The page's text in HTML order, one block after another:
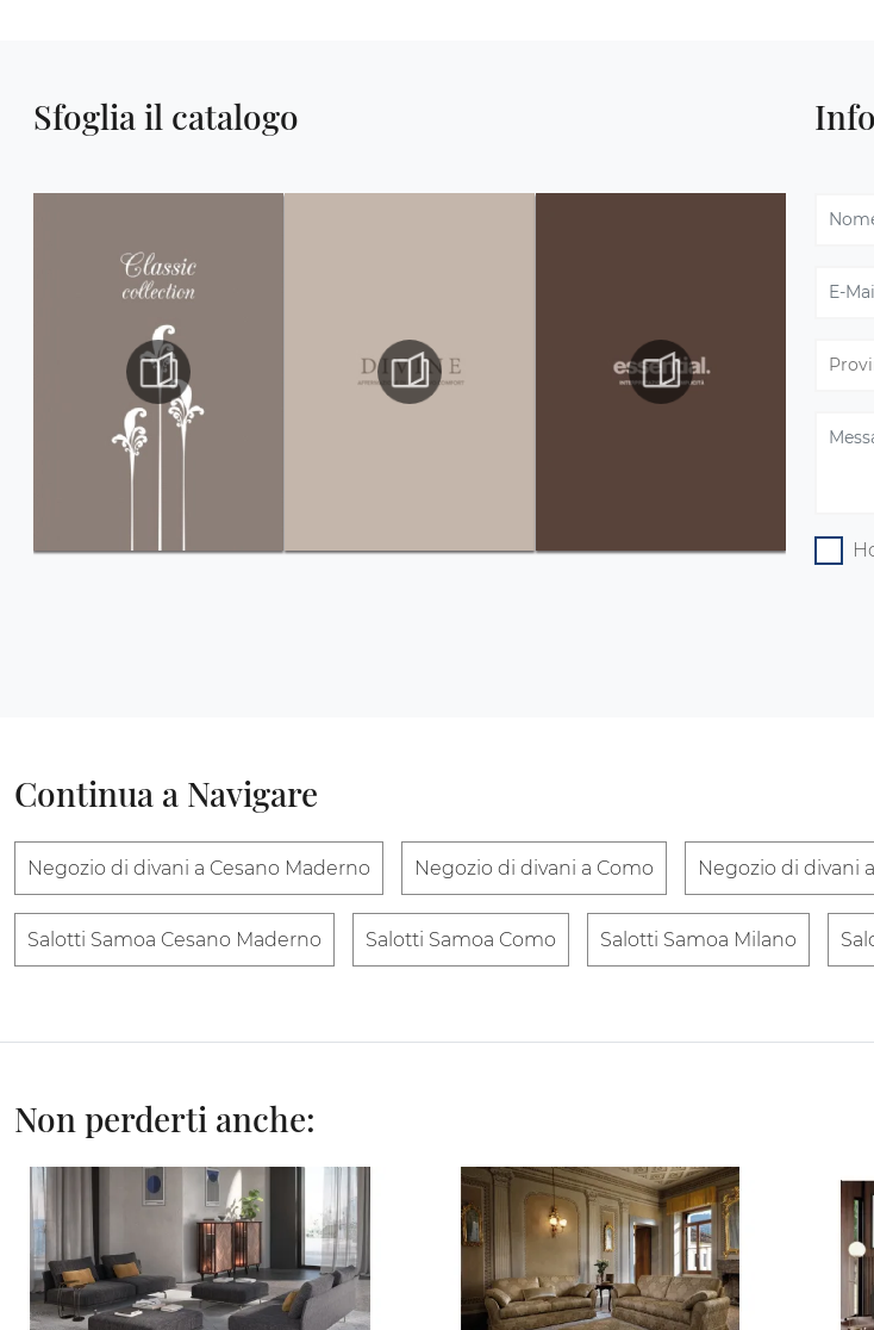
Sfoglia il catalogo
Continua a Navigare
Negozio di divani a Cesano Maderno Negozio di divani a Como Negozio di divani
Salotti Samoa Cesano Maderno Salotti Samoa Como Salotti Samoa Milano
Non perderti anche: